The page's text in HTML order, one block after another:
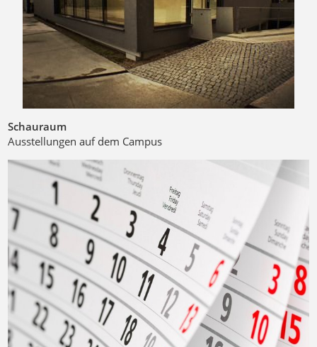
Schauraum
Ausstellungen auf dem Campus